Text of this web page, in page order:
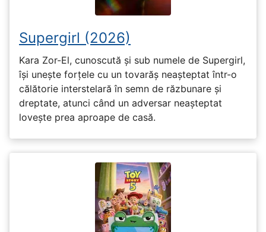
Supergirl (2026)
Kara Zor-El, cunoscută și sub numele de Supergirl,
își unește forțele cu un tovarăș neașteptat într-o
călătorie interstelară în semn de răzbunare și
dreptate, atunci când un adversar neașteptat
lovește prea aproape de casă.